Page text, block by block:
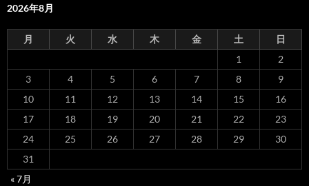
2026年8月
月 火 水 木 金 土
日
1
2
3
4 5 6 7 8
9
10
11 12 13 14 15
16
17
18 19 20 21 22
23
24
25 26 27 28 29
30
31
« 7月